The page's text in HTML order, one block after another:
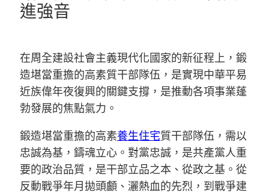
進強音
在周全建設社會主義現代化國家的新征程上，鍛
造堪當重擔的高素質干部隊伍，是實現中華平易
近族偉年夜復興的關鍵支撐，是推動各項事業蓬
勃發展的焦點氣力。
鍛造堪當重擔的高素養生住宅質干部隊伍，需以
忠誠為基，鑄魂立心。對黨忠誠，是共產黨人重
要的政治品質，是干部立品之本、從政之基。從
反動戰爭年月拋頭顱、灑熱血的先烈，到戰爭建